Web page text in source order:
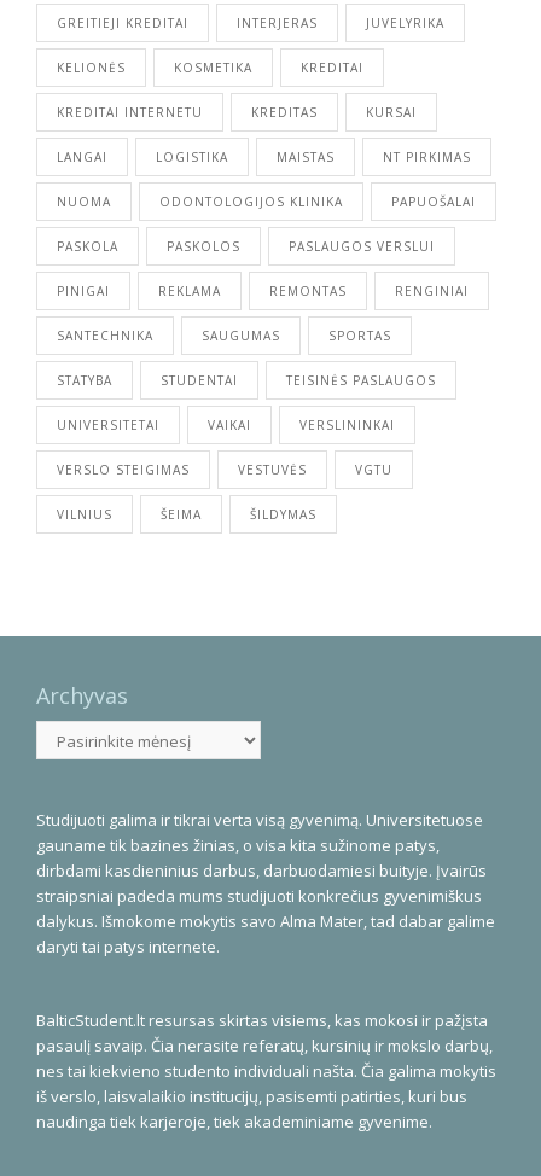
GREITIEJI KREDITAI INTERJERAS JUVELYRIKA
KELIONĖS KOSMETIKA KREDITAI
KREDITAI INTERNETU KREDITAS KURSAI
LANGAI LOGISTIKA MAISTAS NT PIRKIMAS
NUOMA ODONTOLOGIJOS KLINIKA PAPUOŠALAI
PASKOLA PASKOLOS PASLAUGOS VERSLUI
PINIGAI REKLAMA REMONTAS RENGINIAI
SANTECHNIKA SAUGUMAS SPORTAS
STATYBA STUDENTAI TEISINĖS PASLAUGOS
UNIVERSITETAI VAIKAI VERSLININKAI
VERSLO STEIGIMAS VESTUVĖS VGTU
VILNIUS ŠEIMA ŠILDYMAS
Archyvas
Archyvas
Studijuoti galima ir tikrai verta visą gyvenimą. Universitetuose
gauname tik bazines žinias, o visa kita sužinome patys,
dirbdami kasdieninius darbus, darbuodamiesi buityje. Įvairūs
straipsniai padeda mums studijuoti konkrečius gyvenimiškus
dalykus. Išmokome mokytis savo Alma Mater, tad dabar galime
daryti tai patys internete.
BalticStudent.lt resursas skirtas visiems, kas mokosi ir pažįsta
pasaulį savaip. Čia nerasite referatų, kursinių ir mokslo darbų,
nes tai kiekvieno studento individuali našta. Čia galima mokytis
iš verslo, laisvalaikio institucijų, pasisemti patirties, kuri bus
naudinga tiek karjeroje, tiek akademiniame gyvenime.